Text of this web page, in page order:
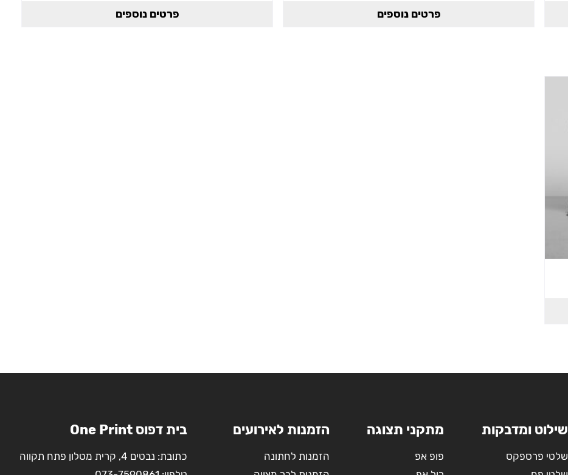
פרטים נוספים פרטים נוספים
שילוט ומדבקות
שלטי פרספקס
מתקני תצוגה
פופ אפ
הזמנות לאירועים
הזמנות לחתונה
בית דפוס One Print
כתובת: נבטים 4, קרית מטלון פתח תקווה